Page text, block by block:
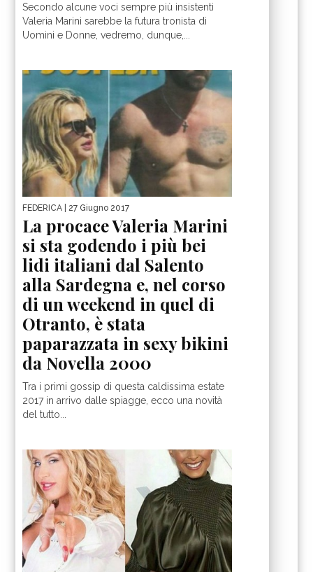
Secondo alcune voci sempre più insistenti
Valeria Marini sarebbe la futura tronista di
Uomini e Donne, vedremo, dunque,...
FEDERICA | 27 Giugno 2017
La procace Valeria Marini
si sta godendo i più bei
lidi italiani dal Salento
alla Sardegna e, nel corso
di un weekend in quel di
Otranto, è stata
paparazzata in sexy bikini
da Novella 2000
Tra i primi gossip di questa caldissima estate
2017 in arrivo dalle spiagge, ecco una novità
del tutto...